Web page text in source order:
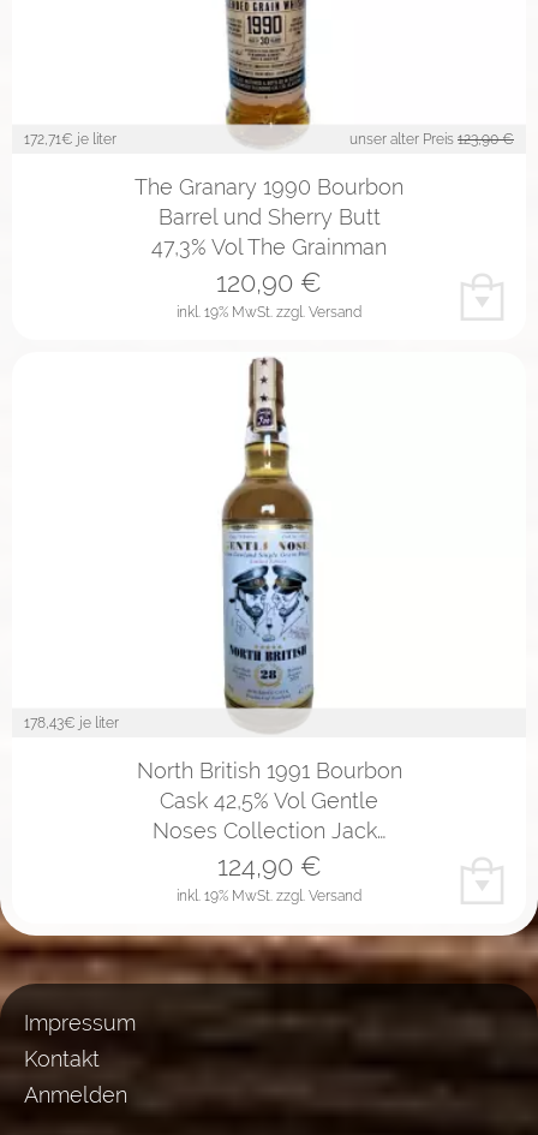
172,71€ je liter unser alter Preis 123,90 €
The Granary 1990 Bourbon
Barrel und Sherry Butt
47,3% Vol The Grainman
inkl. 19% MwSt. zzgl. Versand
120,90 €
178,43€ je liter
North British 1991 Bourbon
Cask 42,5% Vol Gentle
Noses Collection Jack…
inkl. 19% MwSt. zzgl. Versand
124,90€
Impressum
Kontakt
Anmelden